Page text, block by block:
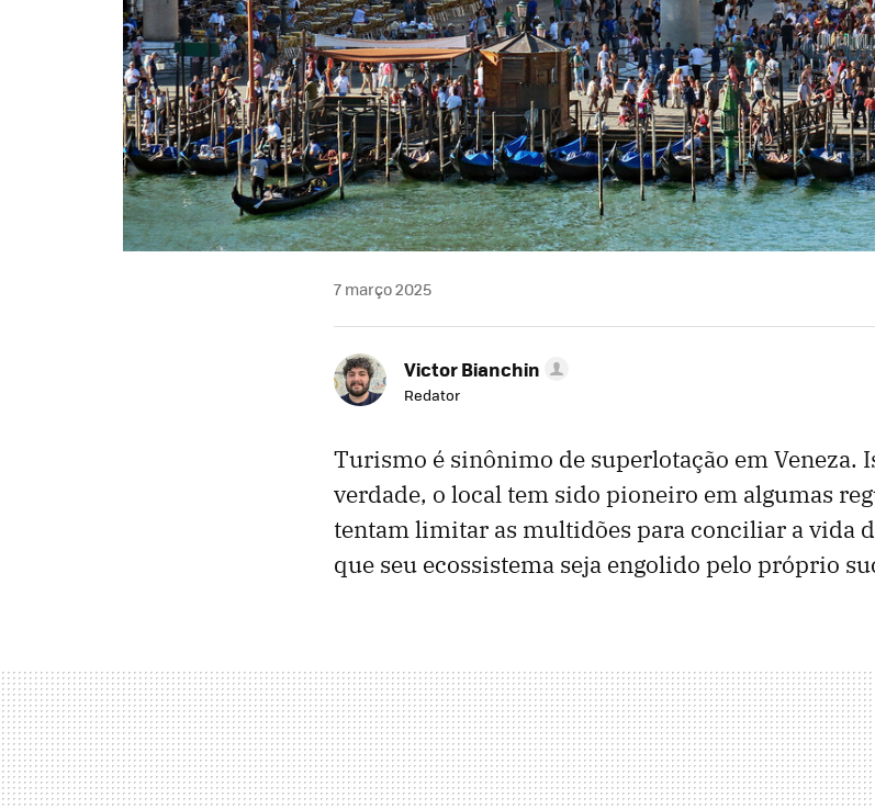
7 março 2025
Victor Bianchin
Redator
Turismo é sinônimo de superlotação em Veneza.
verdade, o local tem sido pioneiro em algumas
tentam limitar as multidões para conciliar a vida
que seu ecossistema seja engolido pelo próprio